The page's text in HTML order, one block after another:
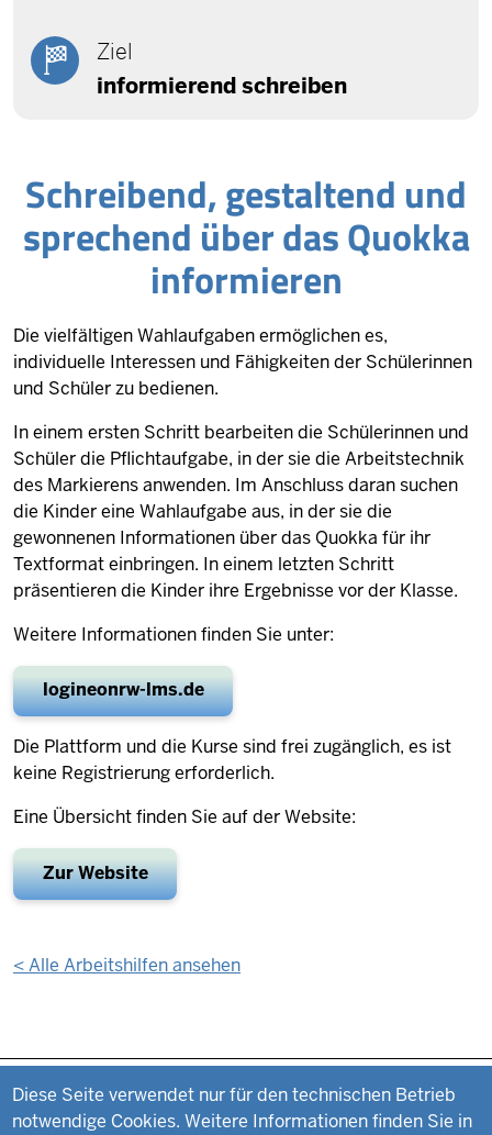
Diese Seite verwendet nur für den technischen Betrieb
notwendige Cookies. Weitere Informationen finden Sie in
Ziel
informierend schreiben
Schreibend, ge­staltend und
sprechend über das Quokka
in­for­mieren
Die vielfältigen Wahlaufgaben ermöglichen es,
individuelle Interessen und Fähigkeiten der Schülerinnen
und Schüler zu bedienen.
In einem ersten Schritt bearbeiten die Schülerinnen und
Schüler die Pflichtaufgabe, in der sie die Arbeitstechnik
des Markierens anwenden. Im Anschluss daran suchen
die Kinder eine Wahlaufgabe aus, in der sie die
gewonnenen Informationen über das Quokka für ihr
Textformat einbringen. In einem letzten Schritt
präsentieren die Kinder ihre Ergebnisse vor der Klasse.
Weitere Informationen finden Sie unter:
logineonrw-lms.de
Die Plattform und die Kurse sind frei zugänglich, es ist
keine Registrierung erforderlich.
Eine Übersicht finden Sie auf der Website:
Zur Website
<Alle Arbeitshilfen ansehen
Fußzeile Impressum